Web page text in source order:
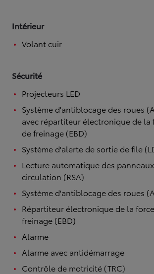
Intérieur
Volant cuir
Sécurité
Projecteurs LED
Système d'antiblocage des roues
avec répartiteur électronique de la
de freinage (EBD)
Système d'alerte de sortie de file
Lecture automatique des
circulation (RSA)
Système d'antiblocage des roues
Répartiteur électronique de la
freinage (EBD)
Alarme
Alarme avec antidémarrage
Contrôle de motricité (TRC)